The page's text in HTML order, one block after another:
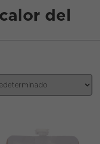
EN |ES
del